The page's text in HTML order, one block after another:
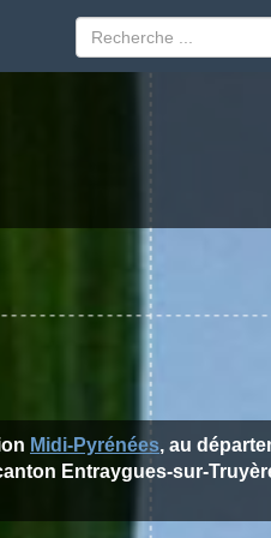
Midi-Pyrénées, au
Entraygues-sur-